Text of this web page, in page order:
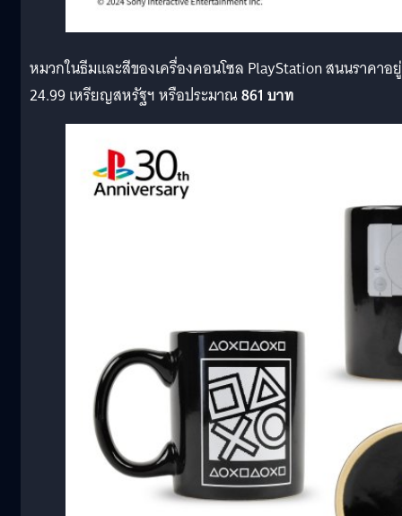
หมวกในธีมและสีของเครื่องคอนโซล PlayStation สนนราคาอ
24.99 เหรียญสหรัฐฯ หรือประมาณ861 บาท